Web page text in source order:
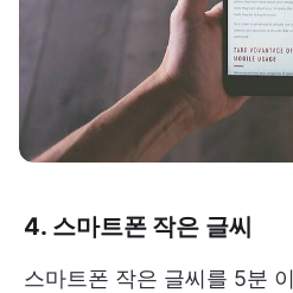
4. 스마트폰 작은 글씨
스마트폰 작은 글씨를 5분